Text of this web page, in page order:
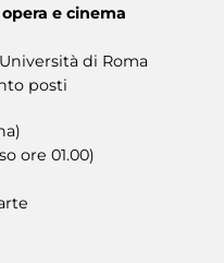
e cinema
di Roma
posti
ore 01.00)